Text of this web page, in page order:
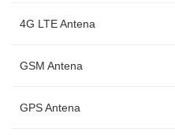
4G LTE Antena
GSM Antena
GPS Antena